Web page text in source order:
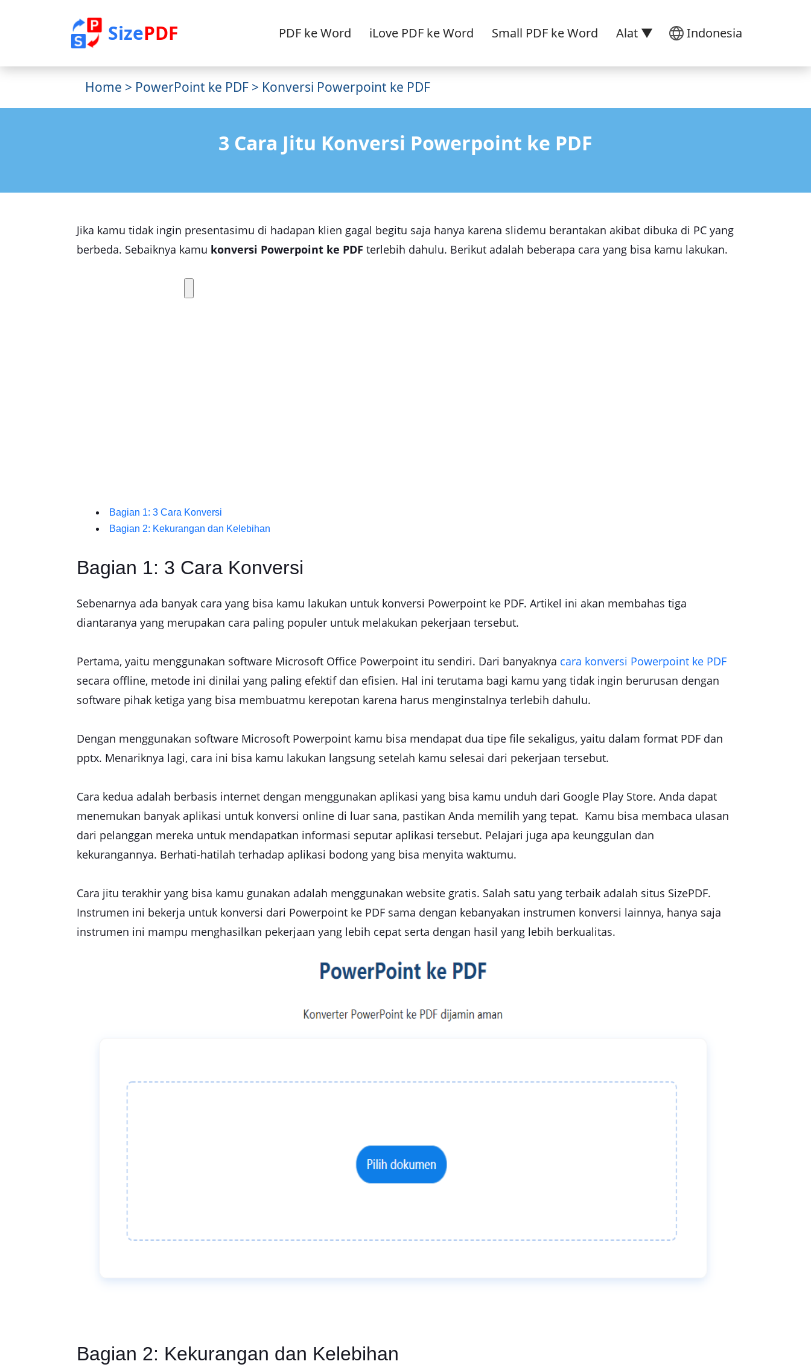
SizePDF Indonesia
PDF ke Word iLove PDF ke Word Small PDF ke Word Alat ▼
Home > PowerPoint ke PDF > Konversi Powerpoint ke PDF
3 Cara Jitu Konversi Powerpoint ke PDF
Jika kamu tidak ingin presentasimu di hadapan klien gagal begitu saja hanya karena slidemu berantakan akibat dibuka di PC yang
berbeda. Sebaiknya kamu konversi Powerpoint ke PDF terlebih dahulu. Berikut adalah beberapa cara yang bisa kamu lakukan.
Bagian 1: 3 Cara Konversi
Bagian 2: Kekurangan dan Kelebihan
Bagian 1: 3 Cara Konversi
Sebenarnya ada banyak cara yang bisa kamu lakukan untuk konversi Powerpoint ke PDF. Artikel ini akan membahas tiga
diantaranya yang merupakan cara paling populer untuk melakukan pekerjaan tersebut.
Pertama, yaitu menggunakan software Microsoft Office Powerpoint itu sendiri. Dari banyaknya cara konversi Powerpoint ke PDF
secara offline, metode ini dinilai yang paling efektif dan efisien. Hal ini terutama bagi kamu yang tidak ingin berurusan dengan
software pihak ketiga yang bisa membuatmu kerepotan karena harus menginstalnya terlebih dahulu.
Dengan menggunakan software Microsoft Powerpoint kamu bisa mendapat dua tipe file sekaligus, yaitu dalam format PDF dan
pptx. Menariknya lagi, cara ini bisa kamu lakukan langsung setelah kamu selesai dari pekerjaan tersebut.
Cara kedua adalah berbasis internet dengan menggunakan aplikasi yang bisa kamu unduh dari Google Play Store. Anda dapat
menemukan banyak aplikasi untuk konversi online di luar sana, pastikan Anda memilih yang tepat. Kamu bisa membaca ulasan
dari pelanggan mereka untuk mendapatkan informasi seputar aplikasi tersebut. Pelajari juga apa keunggulan dan
kekurangannya. Berhati-hatilah terhadap aplikasi bodong yang bisa menyita waktumu.
Cara jitu terakhir yang bisa kamu gunakan adalah menggunakan website gratis. Salah satu yang terbaik adalah situs SizePDF.
Instrumen ini bekerja untuk konversi dari Powerpoint ke PDF sama dengan kebanyakan instrumen konversi lainnya, hanya saja
instrumen ini mampu menghasilkan pekerjaan yang lebih cepat serta dengan hasil yang lebih berkualitas.
Bagian 2: Kekurangan dan Kelebihan